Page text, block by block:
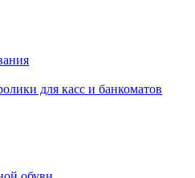
для касс и банкоматов